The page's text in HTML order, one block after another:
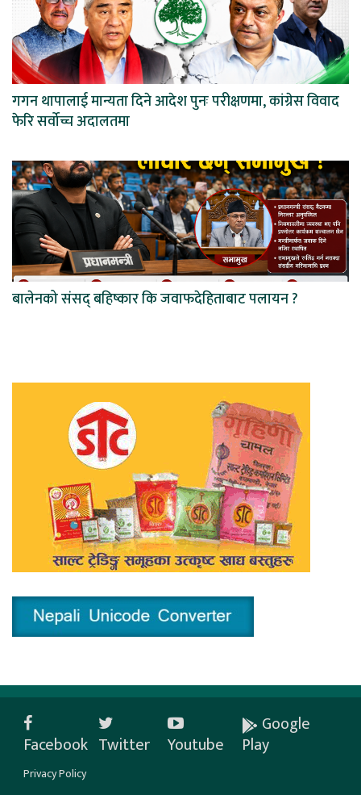
गगन थापालाई मान्यता दिने आदेश पुनः परीक्षणमा, कांग्रेस विवाद
फेरि सर्वोच्च अदालतमा
बालेनको संसद् बहिष्कार कि जवाफदेहिताबाट पलायन ?
Facebook Twitter Youtube
Google
Play
Privacy Policy